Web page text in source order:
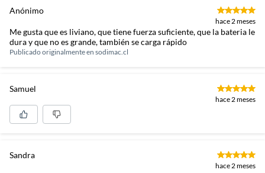
Anónimo
hace 2 meses
Me gusta que es liviano, que tiene fuerza suficiente, que la bateria le
dura y que no es grande, también se carga rápido
Publicado originalmente en sodimac.cl
Samuel
hace 2 meses
Sandra
hace 2 meses